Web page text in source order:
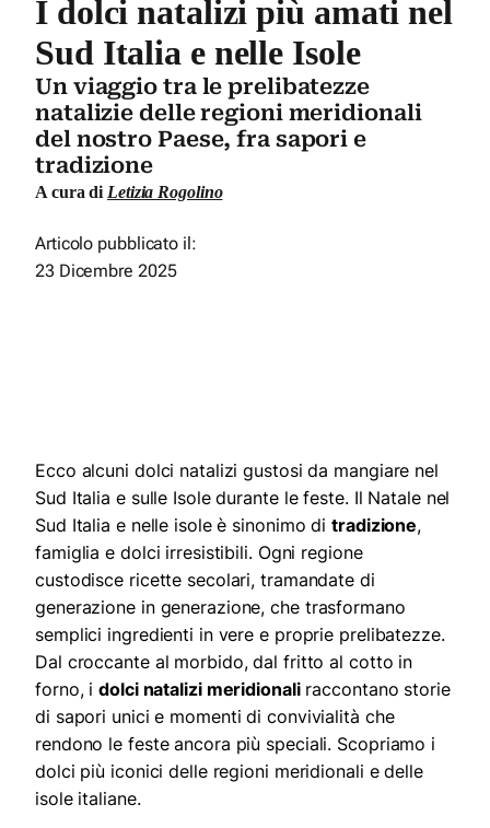
I dolci natalizi più amati nel
Sud Italia e nelle Isole
Un viaggio tra le prelibatezze
natalizie delle regioni meridionali
del nostro Paese, fra sapori e
tradizione
A cura diLetizia Rogolino
Articolo pubblicato il:
23 Dicembre 2025
Ecco alcuni dolci natalizi gustosi da mangiare nel
Sud Italia e sulle Isole durante le feste. Il Natale nel
Sud Italia e nelle isole è sinonimo ditradizione,
famiglia e dolci irresistibili. Ogni regione
custodisce ricette secolari, tramandate di
generazione in generazione, che trasformano
semplici ingredienti in vere e proprie prelibatezze.
Dal croccante al morbido, dal fritto al cotto in
forno, idolci natalizi meridionaliraccontano storie
di sapori unici e momenti di convivialità che
rendono le feste ancora più speciali. Scopriamo i
dolci più iconici delle regioni meridionali e delle
isole italiane.